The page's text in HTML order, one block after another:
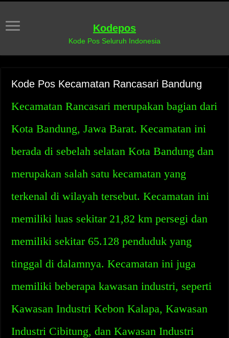
Kodepos
Kode Pos Seluruh Indonesia
Kode Pos Kecamatan Rancasari Bandung
Kecamatan Rancasari merupakan bagian dari
Kota Bandung, Jawa Barat. Kecamatan ini
berada di sebelah selatan Kota Bandung dan
merupakan salah satu kecamatan yang
terkenal di wilayah tersebut. Kecamatan ini
memiliki luas sekitar 21,82 km persegi dan
memiliki sekitar 65.128 penduduk yang
tinggal di dalamnya. Kecamatan ini juga
memiliki beberapa kawasan industri, seperti
Kawasan Industri Kebon Kalapa, Kawasan
Industri Cibitung, dan Kawasan Industri